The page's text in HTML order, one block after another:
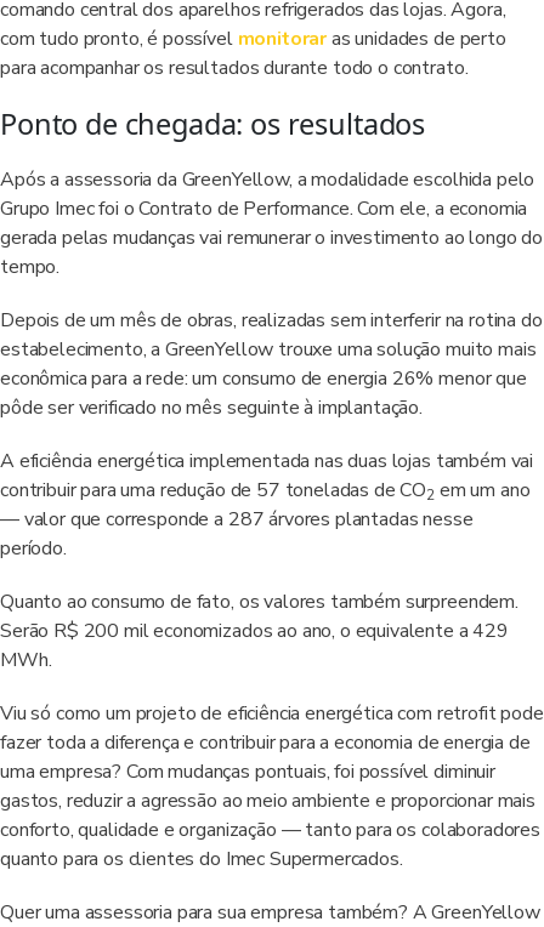
comando central dos aparelhos refrigerados das lojas. Agora,
com tudo pronto, é possível monitoraras unidades de perto
para acompanhar os resultados durante todo o contrato.
Ponto de chegada: os resultados
Após a assessoria da GreenYellow, a modalidade escolhida pelo
Grupo Imec foi o Contrato de Performance. Com ele, a economia
gerada pelas mudanças vai remunerar o investimento ao longo do
tempo.
Depois de um mês de obras, realizadas sem interferir na rotina do
estabelecimento, a GreenYellow trouxe uma solução muito mais
econômica para a rede: um consumo de energia 26% menor que
pôde ser verificado no mês seguinte à implantação.
A eficiência energética implementada nas duas lojas também vai
contribuir para uma redução de 57 toneladas de CO2 em um ano
— valor que corresponde a 287 árvores plantadas nesse
período.
Quanto ao consumo de fato, os valores também surpreendem.
Serão R$ 200 mil economizados ao ano, o equivalente a 429
MWh.
Viu só como um projeto de eficiência energética com retrofit pode
fazer toda a diferença e contribuir para a economia de energia de
uma empresa? Com mudanças pontuais, foi possível diminuir
gastos, reduzir a agressão ao meio ambiente e proporcionar mais
conforto, qualidade e organização — tanto para os colaboradores
quanto para os clientes do Imec Supermercados.
Quer uma assessoria para sua empresa também? A GreenYellow